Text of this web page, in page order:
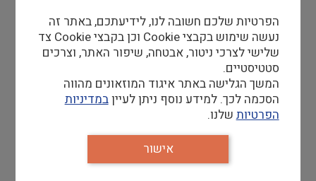
 ניסיון: לפחות שנתיים כחשמלאי מוסמך בעבודות
חשמל בבניין ותעשייה – חובה
הפרטיות שלכם חשובה לנו, לידיעתכם, באתר זה
נעשה שימוש בקבצי Cookie וכן בקבצי Cookie צד
שלישי לצרכי ניטור, אבטחה, שיפור האתר, וצרכים
סטטיסטיים.
המשך הגלישה באתר איגוד המוזאונים מהווה
הסכמה לכך. למידע נוסף ניתן לעייןבמדיניות
הפרטיות שלנו.
אישור